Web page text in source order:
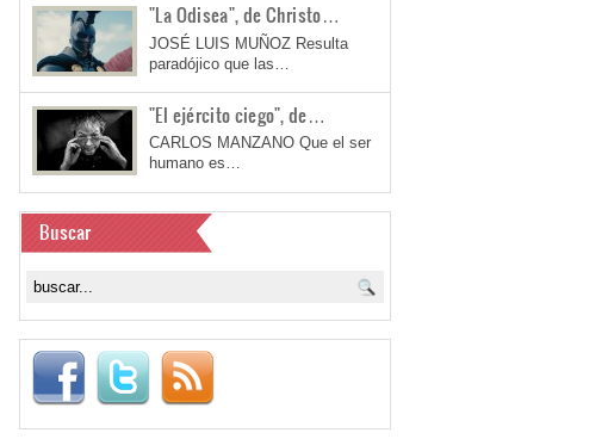
"La Odisea", de Christo…
JOSÉ LUIS MUÑOZ Resulta
paradójico que las…
"El ejército ciego", de…
CARLOS MANZANO Que el ser
humano es…
Buscar